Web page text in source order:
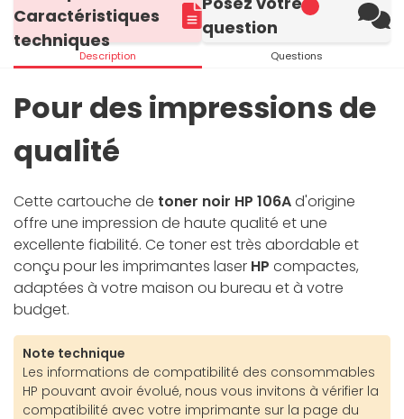
Caractéristiques
techniques
Description
question
Questions
Pour des impressions de
qualité
Cette cartouche de toner noir HP 106Ad'origine
offre une impression de haute qualité et une
excellente fiabilité. Ce toner est très abordable et
conçu pour les imprimantes laser HP compactes,
adaptées à votre maison ou bureau et à votre
budget.
Note technique
Les informations de compatibilité des consommables
HP pouvant avoir évolué, nous vous invitons à vérifier la
compatibilité avec votre imprimante sur la page du